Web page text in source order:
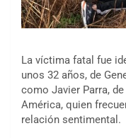
La víctima fatal fue
unos 32 años, de
como Javier Parra,
América, quien
relación sentimental.